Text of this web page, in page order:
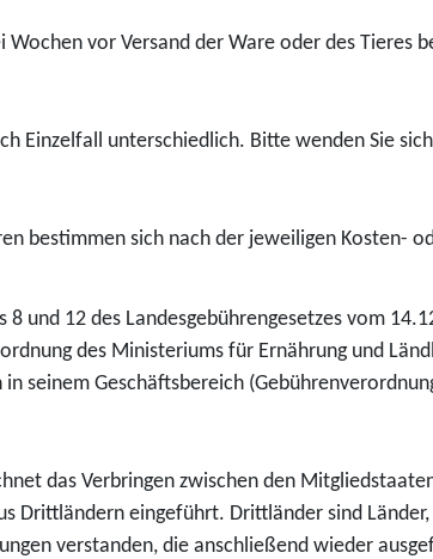
vor Versand der Ware oder des Tieres
Einzelfall unterschiedlich. Bitte wenden Sie
bestimmen sich nach der jeweiligen Kosten-
und 12 des Landesgebührengesetzes vom
des Ministeriums für Ernährung und
seinem Geschäftsbereich
das Verbringen zwischen den
Drittländern eingeführt. Drittländer sind
verstanden, die anschließend wieder